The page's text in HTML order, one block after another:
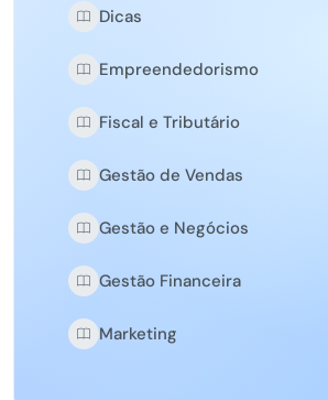
Dicas
Empreendedorismo
Fiscal e Tributário
Gestão de Vendas
Gestão e Negócios
Gestão Financeira
Marketing